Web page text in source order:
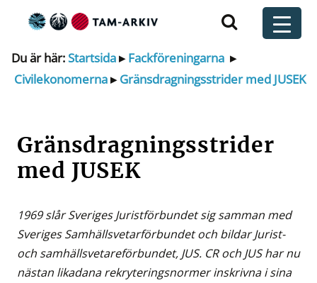
Huvudnavigering
Du är här:Startsida▸Fackföreningarna ▸
Civilekonomerna▸Gränsdragningsstrider med JUSEK
Gränsdragningsstrider
med JUSEK
1969 slår Sveriges Juristförbundet sig samman med
Sveriges Samhällsvetarförbundet och bildar Jurist-
och samhällsvetareförbundet, JUS. CR och JUS har nu
nästan likadana rekryteringsnormer inskrivna i sina